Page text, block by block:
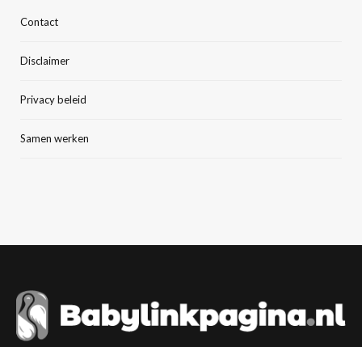
Contact
Disclaimer
Privacy beleid
Samen werken